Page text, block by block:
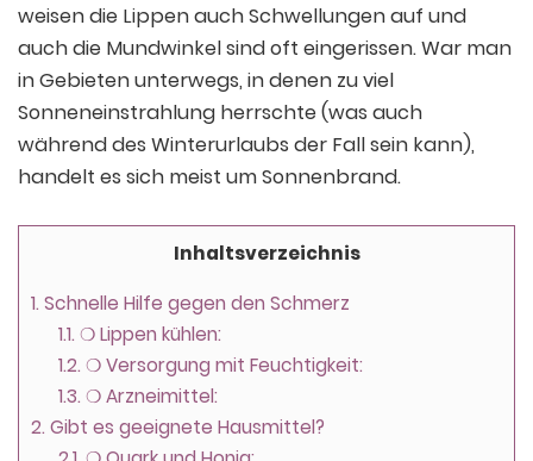
weisen die Lippen auch Schwellungen auf und
auch die Mundwinkel sind oft eingerissen. War man
in Gebieten unterwegs, in denen zu viel
Sonneneinstrahlung herrschte (was auch
während des Winterurlaubs der Fall sein kann),
handelt es sich meist um Sonnenbrand.
Inhaltsverzeichnis
1. Schnelle Hilfe gegen den Schmerz
1.1. ❍ Lippen kühlen:
1.2. ❍ Versorgung mit Feuchtigkeit:
1.3. ❍ Arzneimittel:
2. Gibt es geeignete Hausmittel?